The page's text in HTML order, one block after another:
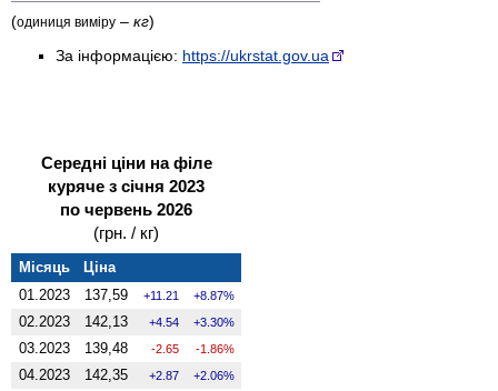
(одиниця виміру – кг)
За інформацією: https://ukrstat.gov.ua
Середні ціни на філе
куряче з січня 2023
по червень 2026
(грн. / кг)
Місяць
Ціна
01.2023
137,59 11.21 8.87%
02.2023 142,13 4.54 3.30%
03.2023 139,48 -2.65 -1.86%
04.2023 142,35 2.87 2.06%